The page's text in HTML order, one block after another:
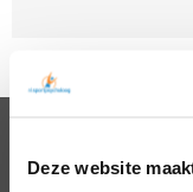
Deze website
PSYCHOLOGEN